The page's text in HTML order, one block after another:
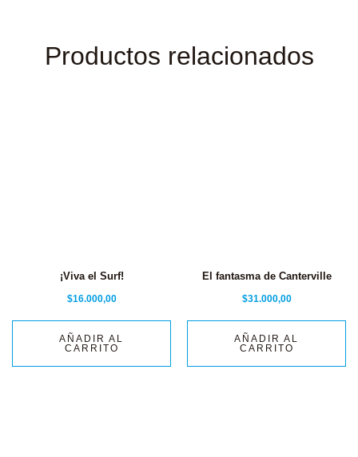
Productos relacionados
¡Viva el Surf!
$16.000,00
AÑADIR AL
CARRITO
El fantasma de Canterville
$31.000,00
AÑADIR AL
CARRITO